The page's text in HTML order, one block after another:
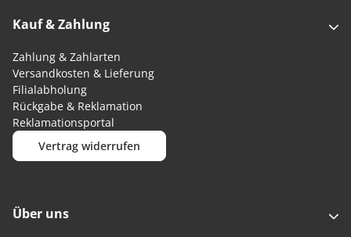
Kauf & Zahlung
Zahlung & Zahlarten
Versandkosten & Lieferung
Filialabholung
Rückgabe & Reklamation
Reklamationsportal
Vertrag widerrufen
Über uns